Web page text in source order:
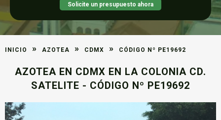
Solicite un presupuesto ahora
INICIO » AZOTEA » CDMX » CÓDIGO Nº PE19692
AZOTEA EN CDMX EN LA COLONIA CD.
SATELITE - CÓDIGO Nº PE19692